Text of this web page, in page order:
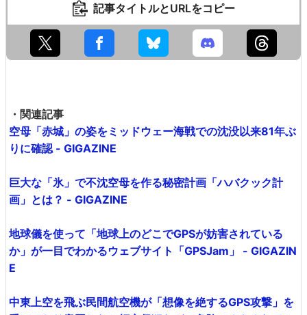
記事タイトルとURLをコピー
・関連記事
空母「赤城」の姿をミッドウェー海戦での沈没以来81年ぶ
りに確認 - GIGAZINE
巨大な「氷」で不沈空母を作る秘密計画「ハバクック計
画」とは？ - GIGAZINE
地球儀を使って「地球上のどこでGPSが妨害されている
か」が一目でわかるウェブサイト「GPSJam」 - GIGAZIN
E
中東上空を飛ぶ民間航空機が「想像を絶するGPS攻撃」を